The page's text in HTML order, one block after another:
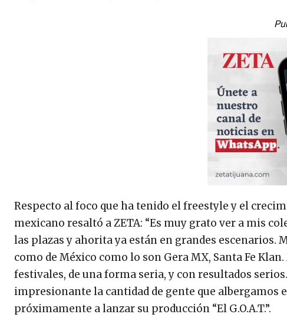
Respecto al foco que ha tenido el freestyle y el
mexicano resaltó a ZETA: “Es muy grato ver a mis
las plazas y ahorita ya están en grandes escenarios.
como de México como lo son Gera MX, Santa Fe
festivales, de una forma seria, y con resultados
impresionante la cantidad de gente que albergamos
próximamente a lanzar su producción “El G.O.A.T.”.